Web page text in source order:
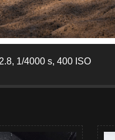
1/4000 s, 400 ISO